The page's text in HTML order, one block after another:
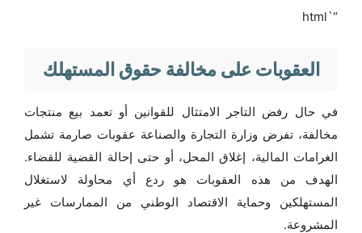
“`html
العقوبات على مخالفة حقوق المستهلك
في حال رفض التاجر الامتثال للقوانين أو تعمد بيع منتجات
مخالفة، تفرض وزارة التجارة والصناعة عقوبات صارمة تشمل
الغرامات المالية، إغلاق المحل، أو حتى إحالة القضية للقضاء.
الهدف من هذه العقوبات هو ردع أي محاولة لاستغلال
المستهلكين وحماية الاقتصاد الوطني من الممارسات غير
المشروعة.